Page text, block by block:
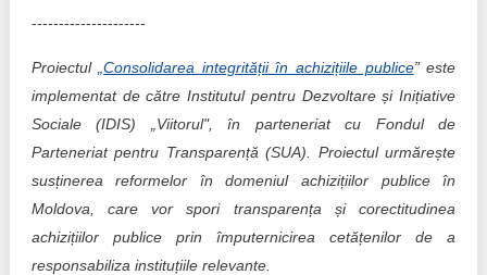
---------------------
Proiectul „Consolidarea integrității în achizițiile publice” este
implementat de către Institutul pentru Dezvoltare și Inițiative
Sociale (IDIS) „Viitorul", în parteneriat cu Fondul de
Parteneriat pentru Transparență (SUA). Proiectul urmărește
susținerea reformelor în domeniul achizițiilor publice în
Moldova, care vor spori transparența și corectitudinea
achizițiilor publice prin împuternicirea cetățenilor de a
responsabiliza instituțiile relevante.